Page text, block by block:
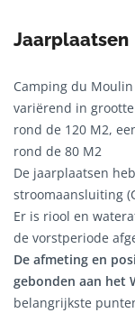
Jaarplaatsen
Camping du
variërend in
rond de 120 M2,
rond de 80 M2
De jaarplaatsen
stroomaansluiting
Er is riool en
de vorstperiode
De afmeting en
gebonden aan het
belangrijkste